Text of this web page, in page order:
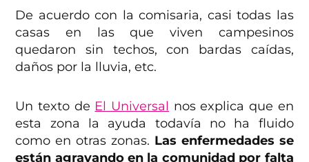
De acuerdo con la comisaria, casi todas las
casas en las que viven campesinos
quedaron sin techos, con bardas caídas,
daños por la lluvia, etc.
Un texto de El Universal nos explica que en
esta zona la ayuda todavía no ha fluido
como en otras zonas. Las enfermedades se
están agravando en la comunidad por falta